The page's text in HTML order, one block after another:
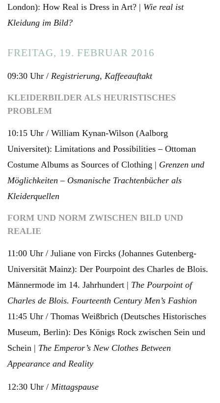
London): How Real is Dress in Art? | Wie real ist
Kleidung im Bild?
FREITAG, 19. FEBRUAR 2016
09:30 Uhr / Registrierung, Kaffeeauftakt
KLEIDERBILDER ALS HEURISTISCHES
PROBLEM
10:15 Uhr / William Kynan-Wilson (Aalborg
Universitet): Limitations and Possibilities – Ottoman
Costume Albums as Sources of Clothing | Grenzen und
Möglichkeiten – Osmanische Trachtenbücher als
Kleiderquellen
FORM UND NORM ZWISCHEN BILD UND
REALIE
11:00 Uhr / Juliane von Fircks (Johannes Gutenberg-
Universität Mainz): Der Pourpoint des Charles de Blois.
Männermode im 14. Jahrhundert | The Pourpoint of
Charles de Blois. Fourteenth Century Men’s Fashion
11:45 Uhr / Thomas Weißbrich (Deutsches Historisches
Museum, Berlin): Des Königs Rock zwischen Sein und
Schein | The Emperor’s New Clothes Between
Appearance and Reality
12:30 Uhr / Mittagspause